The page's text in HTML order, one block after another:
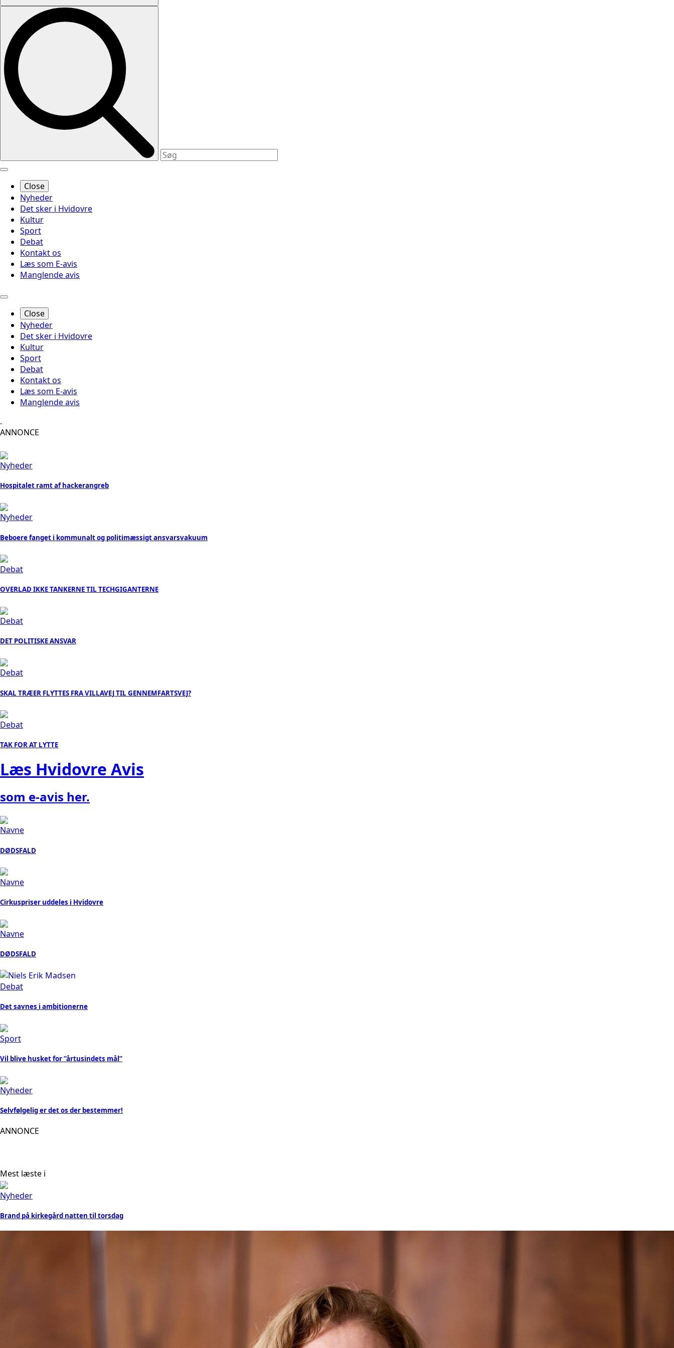
Close
Nyheder
Det sker i Hvidovre
Kultur
Sport
Debat
Kontakt os
Læs som E-avis
Manglende avis
Close
Nyheder
Det sker i Hvidovre
Kultur
Sport
Debat
Kontakt os
Læs som E-avis
Manglende avis
.
ANNONCE
Nyheder
Hospitalet ramt af hackerangreb
Nyheder
Beboere fanget i kommunalt og politimæssigt ansvarsvakuum
Debat
OVERLAD IKKE TANKERNE TIL TECHGIGANTERNE
Debat
DET POLITISKE ANSVAR
Debat
SKAL TRÆER FLYTTES FRA VILLAVEJ TIL GENNEMFARTSVEJ?
Debat
TAK FOR AT LYTTE
Læs Hvidovre Avis
som e-avis her.
Navne
DØDSFALD
Navne
Cirkuspriser uddeles i Hvidovre
Navne
DØDSFALD
Debat
Det savnes i ambitionerne
Sport
Vil blive husket for ”årtusindets mål”
Nyheder
Selvfølgelig er det os der bestemmer!
ANNONCE
Mest læste i
Nyheder
Brand på kirkegård natten til torsdag